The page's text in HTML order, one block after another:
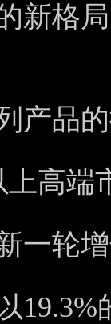
新格
产品
上高端
一轮